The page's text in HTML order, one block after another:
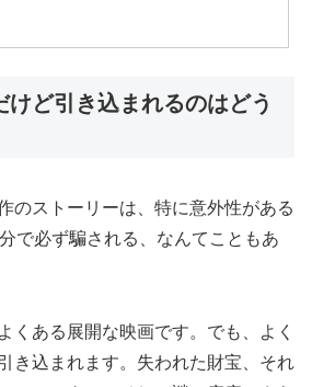
けど引き込まれるのはどう
のストーリーは、特に意外性がある
で必ず騙される、なんてこともあ
くある展開な映画です。でも、よく
き込まれます。失われた財宝、それ